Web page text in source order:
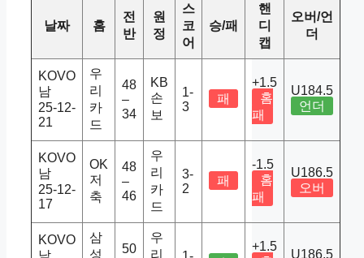
날짜 홈
전
반
원
정
스
코
어
승/패
핸
디
캡
오버/언
더
KOVO
남
25-12-
21
우
리
카
드
48
–
34
KB
손
보
1-
3
패
+1.5
홈
패
U184.5
언더
KOVO
남
25-12-
17
OK
저
축
48
–
46
우
리
카
드
3-
2
패
-1.5
홈
패
U186.5
오버
KOVO
남
삼
성
50
우
리
+1.5
U186.5